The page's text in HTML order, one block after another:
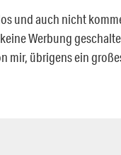
und auch nicht
Werbung
mir, übrigens ein